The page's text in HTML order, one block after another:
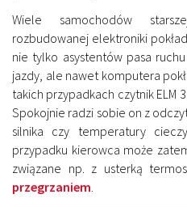
Wiele samochodów
rozbudowanej elektroniki
nie tylko asystentów pasa
jazdy, ale nawet komputera
takich przypadkach czytnik ELM
Spokojnie radzi sobie on z
silnika czy temperatury
przypadku kierowca może
związane np. z usterką
przegrzaniem